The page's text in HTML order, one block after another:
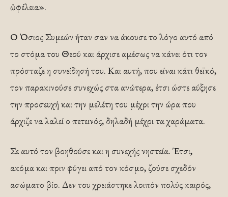
ὠφέλεια».
Ο Όσιος Συμεών ήταν σαν να άκουσε το λόγο αυτό από
το στόμα του Θεού και άρχισε αμέσως να κάνει ότι τον
πρόσταζε η συνείδησή του. Και αυτή, που είναι κάτι θεϊκό,
τον παρακινούσε συνεχώς στα ανώτερα, έτσι ώστε αύξησε
την προσευχή και την μελέτη του μέχρι την ώρα που
άρχιζε να λαλεί ο πετεινός, δηλαδή μέχρι τα χαράματα.
Σε αυτό τον βοηθούσε και η συνεχής νηστεία. Έτσι,
ακόμα και πριν φύγει από τον κόσμο, ζούσε σχεδόν
ασώματο βίο. Δεν του χρειάστηκε λοιπόν πολύς καιρός,